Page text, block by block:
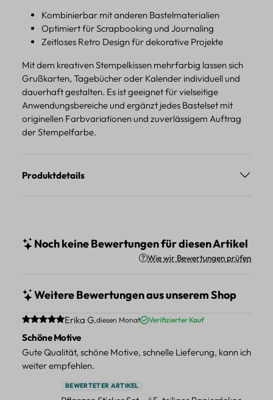
Kombinierbar mit anderen Bastelmaterialien
Optimiert für Scrapbooking und Journaling
Zeitloses Retro Design für dekorative Projekte
Mit dem kreativen Stempelkissen mehrfarbig lassen sich
Grußkarten, Tagebücher oder Kalender individuell und
dauerhaft gestalten. Es ist geeignet für vielseitige
Anwendungsbereiche und ergänzt jedes Bastelset mit
originellen Farbvariationen und zuverlässigem Auftrag
der Stempelfarbe.
Produktdetails
Noch keine Bewertungen für diesen Artikel
Wie wir Bewertungen prüfen
Weitere Bewertungen aus unserem Shop
Durchschnittliche Bewertung von 5 von 5 Sternen
Erika G.diesen Monat Verifizierter Kauf
Schöne Motive
Gute Qualität, schöne Motive, schnelle Lieferung, kann ich
weiter empfehlen.
BEWERTETER ARTIKEL